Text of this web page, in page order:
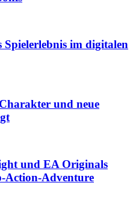
im digitalen
und neue
und EA Originals
Action-Adventure